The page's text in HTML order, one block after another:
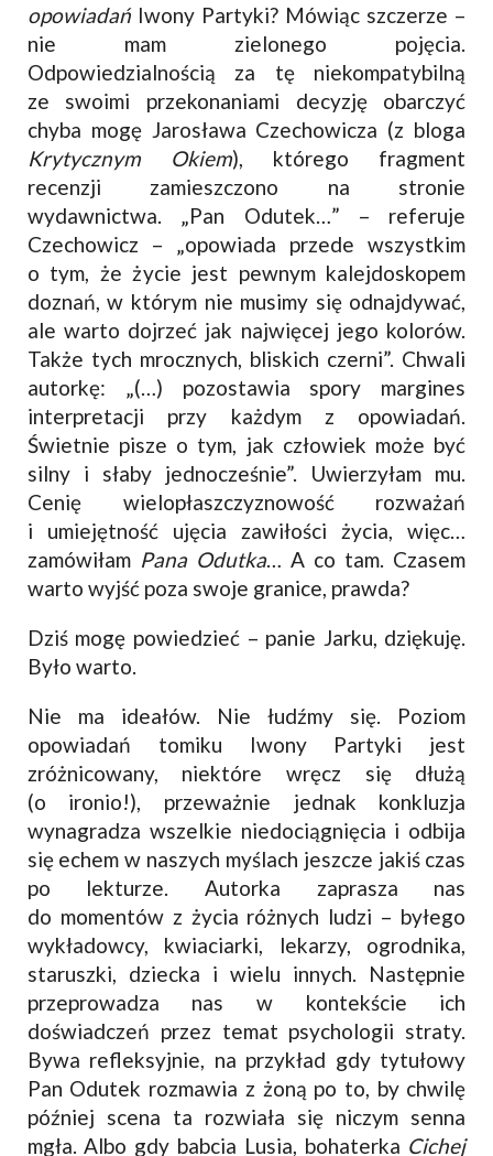
opowiadańIwony Partyki? Mówiąc szczerze –
nie mam zielonego pojęcia.
Odpowiedzialnością za tę niekompatybilną
ze swoimi przekonaniami decyzję obarczyć
chyba mogę Jarosława Czechowicza (z bloga
Krytycznym Okiem), którego fragment
recenzji zamieszczono na stronie
wydawnictwa. „Pan Odutek…” – referuje
Czechowicz – „opowiada przede wszystkim
o tym, że życie jest pewnym kalejdoskopem
doznań, w którym nie musimy się odnajdywać,
ale warto dojrzeć jak najwięcej jego kolorów.
Także tych mrocznych, bliskich czerni”. Chwali
autorkę: „(…) pozostawia spory margines
interpretacji przy każdym z opowiadań.
Świetnie pisze o tym, jak człowiek może być
silny i słaby jednocześnie”. Uwierzyłam mu.
Cenię wielopłaszczyznowość rozważań
i umiejętność ujęcia zawiłości życia, więc…
zamówiłamPana Odutka… A co tam. Czasem
warto wyjść poza swoje granice, prawda?
Dziś mogę powiedzieć – panie Jarku, dziękuję.
Było warto.
Nie ma ideałów. Nie łudźmy się. Poziom
opowiadań tomiku Iwony Partyki jest
zróżnicowany, niektóre wręcz się dłużą
(o ironio!), przeważnie jednak konkluzja
wynagradza wszelkie niedociągnięcia i odbija
się echem w naszych myślach jeszcze jakiś czas
po lekturze. Autorka zaprasza nas
do momentów z życia różnych ludzi – byłego
wykładowcy, kwiaciarki, lekarzy, ogrodnika,
staruszki, dziecka i wielu innych. Następnie
przeprowadza nas w kontekście ich
doświadczeń przez temat psychologii straty.
Bywa refleksyjnie, na przykład gdy tytułowy
Pan Odutek rozmawia z żoną po to, by chwilę
później scena ta rozwiała się niczym senna
mgła. Albo gdy babcia Lusia, bohaterka Cichej